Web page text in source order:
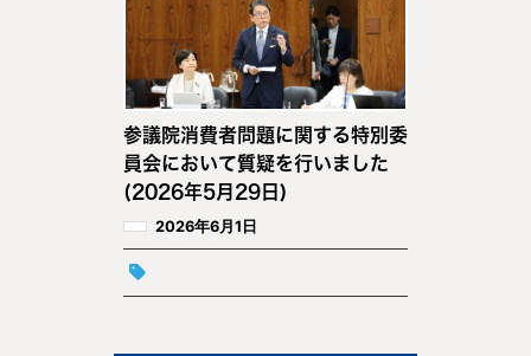
参議院消費者問題に関する特別委
員会において質疑を行いました
(2026年5月29日)
2026年6月1日